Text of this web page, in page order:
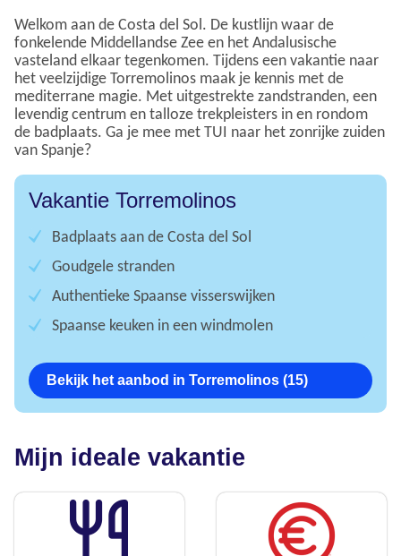
Welkom aan de Costa del Sol. De kustlijn waar de
fonkelende Middellandse Zee en het Andalusische
vasteland elkaar tegenkomen. Tijdens een vakantie naar
het veelzijdige Torremolinos maak je kennis met de
mediterrane magie. Met uitgestrekte zandstranden, een
levendig centrum en talloze trekpleisters in en rondom
de badplaats. Ga je mee met TUI naar het zonrijke zuiden
van Spanje?
Vakantie Torremolinos
Badplaats aan de Costa del Sol
Goudgele stranden
Authentieke Spaanse visserswijken
Spaanse keuken in een windmolen
Bekijk het aanbod in Torremolinos (15)
Mijn ideale vakantie